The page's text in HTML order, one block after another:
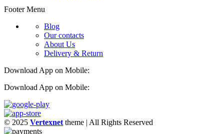
Footer Menu
Blog
Our contacts
About Us
Delivery & Return
Download App on Mobile:
Download App on Mobile:
© 2025 Vertexnet theme | All Rights Reserved